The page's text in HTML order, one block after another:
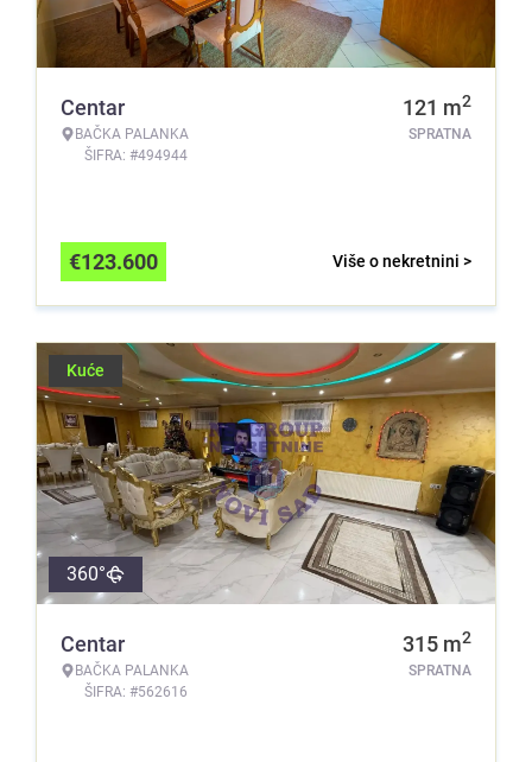
Centar
BAČKA PALANKA
ŠIFRA: #494944
121 m2
SPRATNA
Više o nekretnini >
€123.600
Kuće
360°
Centar
BAČKA PALANKA
ŠIFRA: #562616
315 m2
SPRATNA